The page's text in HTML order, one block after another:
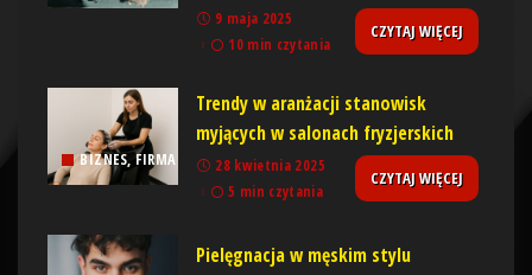
9 maja 2025
10 min czytania
CZYTAJ WIĘCEJ
BIZNES, FIRMA
Trendy w aranżacji stanowisk
myjących w salonach fryzjerskich
28 kwietnia 2025
5 min czytania
CZYTAJ WIĘCEJ
Pielęgnacja w męskim stylu